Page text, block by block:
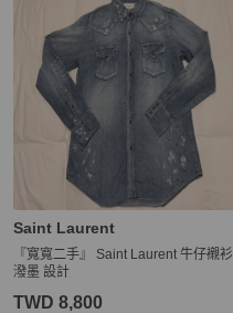
Saint Laurent
『寬寬二手』 Saint Laurent 牛仔襯衫
潑墨 設計
TWD 8,800